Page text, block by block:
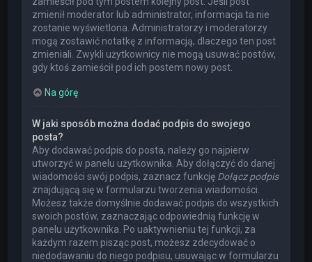
zmienił moderator lub administrator, informacja ta nie
zostanie wyświetlona. Administratorzy i moderatorzy
mogą zostawić notatkę z informacją, dlaczego ten post
zmieniali. Zwykli użytkownicy nie mogą usuwać postów,
gdy ktoś zamieścił pod ich postem nowy post.
Na górę
W jaki sposób można dodać podpis do swojego
posta?
Aby dodawać podpis do posta, należy go najpierw
utworzyć w panelu użytkownika. Aby dołączyć do danej
wiadomości swój podpis, zaznacz funkcję Dołącz podpis
znajdującą się w formularzu tworzenia wiadomości.
Możesz także domyślnie dodawać podpis do wszystkich
swoich postów, zaznaczając odpowiednią funkcję w
panelu użytkownika. Po uaktywnieniu tej funkcji, za
każdym razem pisząc post, możesz zdecydować o
niedodawaniu do niego podpisu, usuwając w formularzu